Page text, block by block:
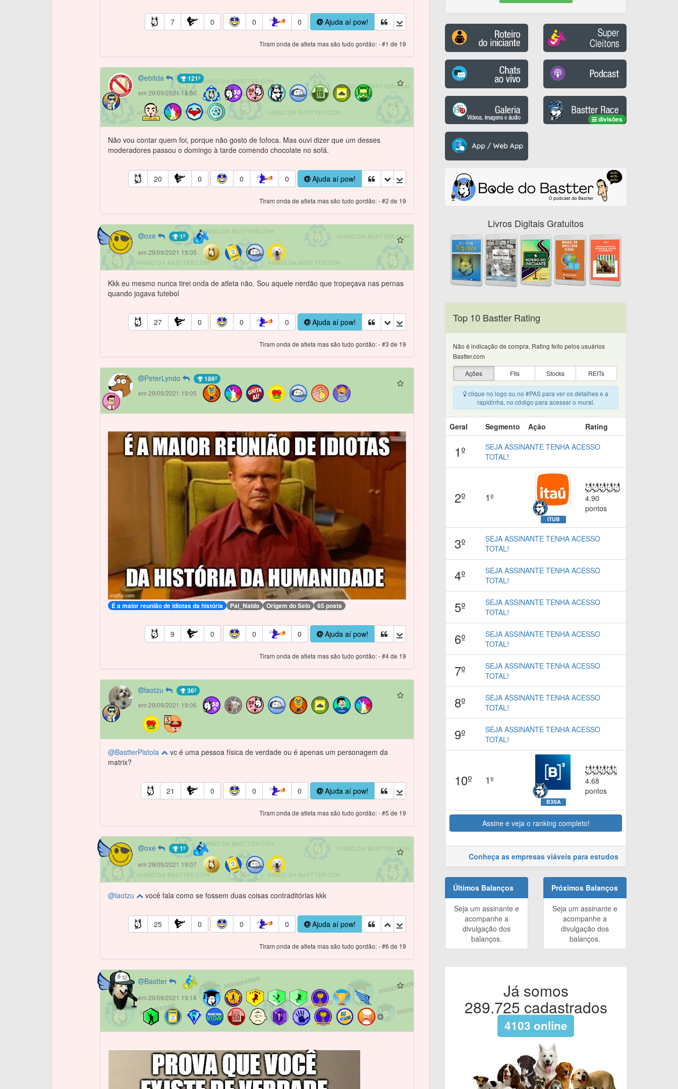
7 0 0 0 Ajuda aí pow!
Tiram onda de atleta mas são tudo gordão: - #1 de 19
ebitda 121º
em 29/09/2021 18:50
Não vou contar quem foi, porque não gosto de fofoca. Mas ouvi dizer que um desses
moderadores passou o domingo à tarde comendo chocolate no sofá.
20 0 0 0 Ajuda aí pow!
Tiram onda de atleta mas são tudo gordão: - #2 de 19
oxe 1º
em 29/09/2021 19:05
Kkk eu mesmo nunca tirei onda de atleta não. Sou aquele nerdão que tropeçava nas pernas
quando jogava futebol
27 0 0 0 Ajuda aí pow!
Tiram onda de atleta mas são tudo gordão: - #3 de 19
PeterLyndo 186º
em 29/09/2021 19:05
É a maior reunião de idiotas da história Pai_Naldo Origem do Selo 65 posts
9 0 0 0 Ajuda aí pow!
Tiram onda de atleta mas são tudo gordão: - #4 de 19
laotzu 36º
em 29/09/2021 19:06
@BastterPistola
vc é uma pessoa física de verdade ou é apenas um personagem da
matrix?
21 0 0 0 Ajuda aí pow!
Tiram onda de atleta mas são tudo gordão: - #5 de 19
oxe 1º
em 29/09/2021 19:07
@laotzu você fala como se fossem duas coisas contraditórias kkk
25 0 0 0 Ajuda aí pow!
Tiram onda de atleta mas são tudo gordão: - #6 de 19
Bastter
em 29/09/2021 19:18
divisões
Livros Digitais Gratuitos
Top 10 Bastter Rating
Não é indicação de compra. Rating feito pelos usuários
Bastter.com
Ações
FIIs Stocks REITs
clique no logo ou no #PAS para ver os detalhes e a
rapidinha, no código para acessar o mural.
Geral Segmento Ação Rating
1º
SEJA ASSINANTE TENHA ACESSO
TOTAL!
2º 1º
ITUB
4.90
pontos
3º
SEJA ASSINANTE TENHA ACESSO
TOTAL!
4º
SEJA ASSINANTE TENHA ACESSO
TOTAL!
5º
SEJA ASSINANTE TENHA ACESSO
TOTAL!
6º
SEJA ASSINANTE TENHA ACESSO
TOTAL!
7º
SEJA ASSINANTE TENHA ACESSO
TOTAL!
8º
SEJA ASSINANTE TENHA ACESSO
TOTAL!
9º
SEJA ASSINANTE TENHA ACESSO
TOTAL!
10º 1º
B3SA
4.68
pontos
Assine e veja o ranking completo!
Conheça as empresas viáveis para estudos
Últimos Balanços
Seja um assinante e
acompanhe a
divulgação dos
balanços.
Próximos Balanços
Seja um assinante e
acompanhe a
divulgação dos
balanços.
Já somos
289.725 cadastrados
4103 online